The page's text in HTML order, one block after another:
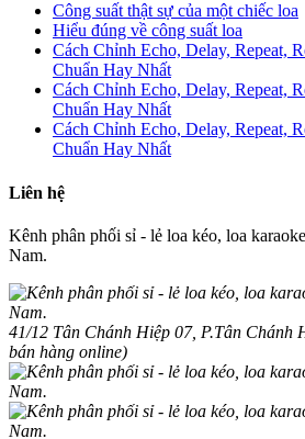
Công suất thật sự của một chiếc loa
Hiểu đúng về công suất loa
Cách Chỉnh Echo, Delay, Repeat,
Chuẩn Hay Nhất
Cách Chỉnh Echo, Delay, Repeat,
Chuẩn Hay Nhất
Cách Chỉnh Echo, Delay, Repeat,
Chuẩn Hay Nhất
Liên hệ
Kênh phân phối sỉ - lẻ loa kéo, loa
Nam.
41/12 Tân Chánh Hiệp 07, P.Tân Chánh
bán hàng online)